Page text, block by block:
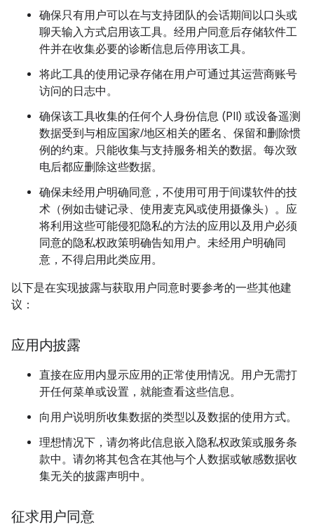
确保只有用户可以在与支持团队的会话期间以口头或
聊天输入方式启用该工具。经用户同意后存储软件工
件并在收集必要的诊断信息后停用该工具。
将此工具的使用记录存储在用户可通过其运营商账号
访问的日志中。
确保该工具收集的任何个人身份信息 (PII) 或设备遥测
数据受到与相应国家/地区相关的匿名、保留和删除惯
例的约束。只能收集与支持服务相关的数据。每次致
电后都应删除这些数据。
确保未经用户明确同意，不使用可用于间谍软件的技
术（例如击键记录、使用麦克风或使用摄像头）。应
将利用这些可能侵犯隐私的方法的应用以及用户必须
同意的隐私权政策明确告知用户。未经用户明确同
意，不得启用此类应用。
以下是在实现披露与获取用户同意时要参考的一些其他建
议：
应用内披露
直接在应用内显示应用的正常使用情况。用户无需打
开任何菜单或设置，就能查看这些信息。
向用户说明所收集数据的类型以及数据的使用方式。
理想情况下，请勿将此信息嵌入隐私权政策或服务条
款中。请勿将其包含在其他与个人数据或敏感数据收
集无关的披露声明中。
征求用户同意